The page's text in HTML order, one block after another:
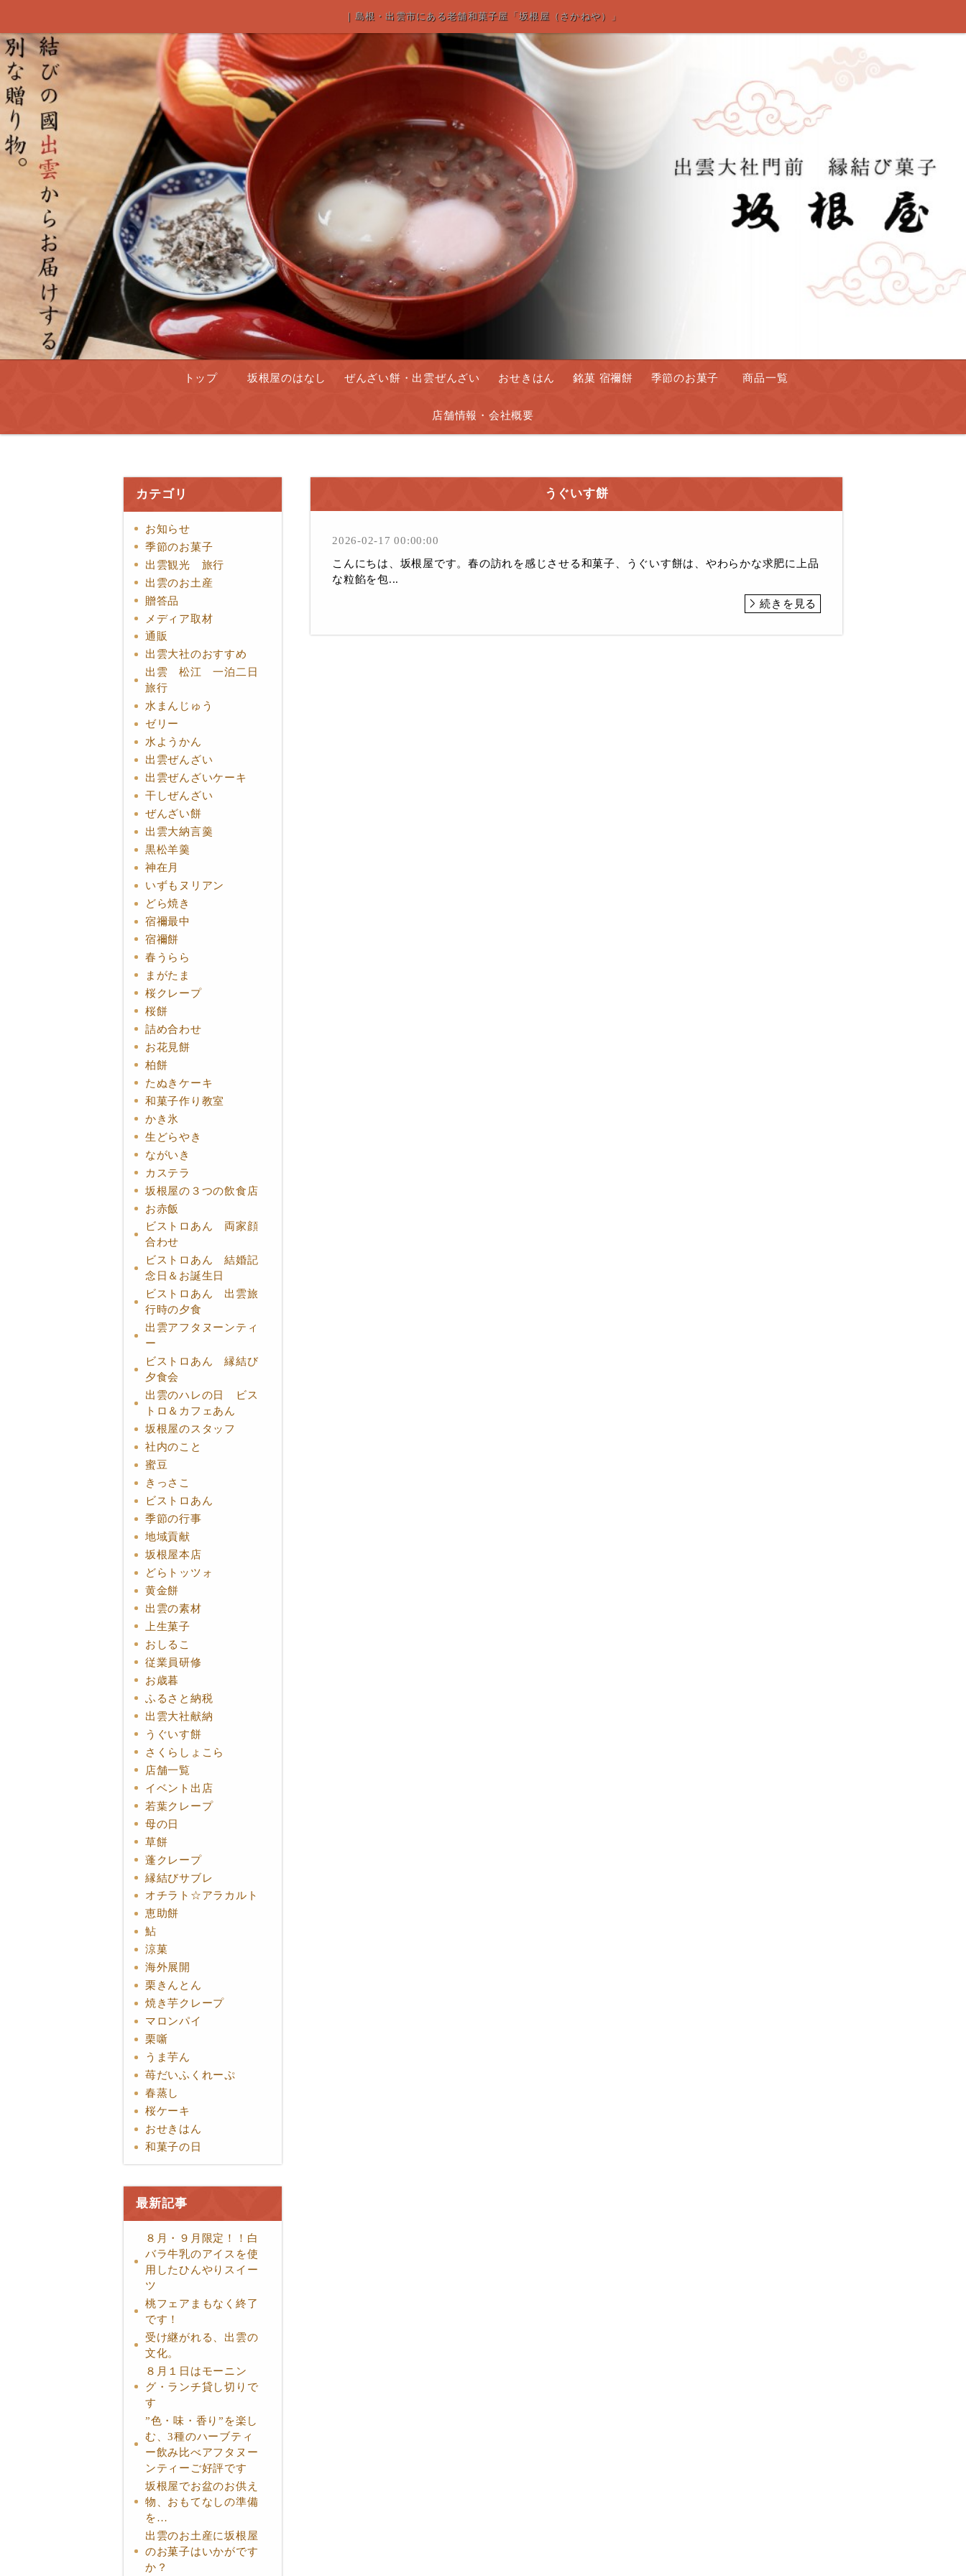
｜島根・出雲市にある老舗和菓子屋「坂根屋（さかねや）」
トップ 坂根屋のはなし ぜんざい餅・出雲ぜんざい おせきはん 銘菓 宿禰餅 季節のお菓子 商品一覧
店舗情報・会社概要
カテゴリ
お知らせ
季節のお菓子
出雲観光 旅行
出雲のお土産
贈答品
メディア取材
通販
出雲大社のおすすめ
出雲 松江 一泊二日
旅行
水まんじゅう
ゼリー
水ようかん
出雲ぜんざい
出雲ぜんざいケーキ
干しぜんざい
ぜんざい餅
出雲大納言羹
黒松羊羹
神在月
いずもヌリアン
どら焼き
宿禰最中
宿禰餅
春うらら
まがたま
桜クレープ
桜餅
詰め合わせ
お花見餅
柏餅
たぬきケーキ
和菓子作り教室
かき氷
生どらやき
ながいき
カステラ
坂根屋の３つの飲食店
お赤飯
ビストロあん 両家顔
合わせ
ビストロあん 結婚記
念日＆お誕生日
ビストロあん 出雲旅
行時の夕食
出雲アフタヌーンティ
ー
ビストロあん 縁結び
夕食会
出雲のハレの日 ビス
トロ＆カフェあん
坂根屋のスタッフ
社内のこと
蜜豆
きっさこ
ビストロあん
季節の行事
地域貢献
坂根屋本店
どらトッツォ
黄金餅
出雲の素材
上生菓子
おしるこ
従業員研修
お歳暮
ふるさと納税
出雲大社献納
うぐいす餅
さくらしょこら
店舗一覧
イベント出店
若葉クレープ
母の日
草餅
蓬クレープ
縁結びサブレ
オチラト☆アラカルト
恵助餅
鮎
涼菓
海外展開
栗きんとん
焼き芋クレープ
マロンパイ
栗噺
うま芋ん
苺だいふくれーぷ
春蒸し
桜ケーキ
おせきはん
和菓子の日
最新記事
８月・９月限定！！白
バラ牛乳のアイスを使
用したひんやりスイー
ツ
桃フェアまもなく終了
です！
受け継がれる、出雲の
文化。
８月１日はモーニン
グ・ランチ貸し切りで
す
”色・味・香り”を楽し
む、3種のハーブティ
ー飲み比べアフタヌー
ンティーご好評です
坂根屋でお盆のお供え
物、おもてなしの準備
を…
出雲のお土産に坂根屋
のお菓子はいかがです
か？
うぐいす餅
2026-02-17 00:00:00
こんにちは、坂根屋です。春の訪れを感じさせる和菓子、うぐいす餅は、やわらかな求肥に上品
な粒餡を包...
続きを見る